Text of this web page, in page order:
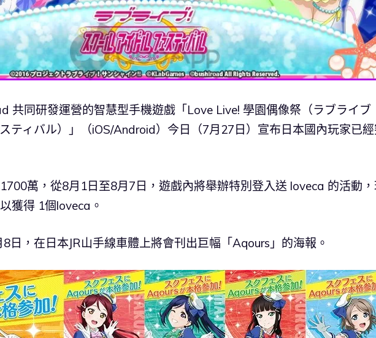
共同研發運營的智慧型手機遊戲「Love Live! 學園偶像祭（ラブライブ
ティバル）」（iOS/Android）今日（7月27日）宣布日本國內玩家已
萬，從8月1日至8月7日，遊戲內將舉辦特別登入送 loveca 的活動
獲得 1個loveca。
日，在日本JR山手線車體上將會刊出巨幅「Aqours」的海報。